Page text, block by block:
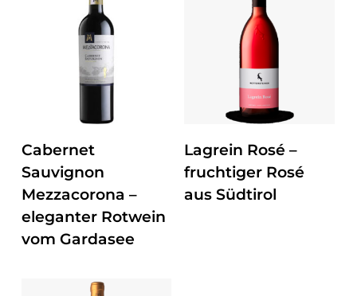
Cabernet
Sauvignon
Mezzacorona –
eleganter Rotwein
vom Gardasee
ZUM PRODUKT
Lagrein Rosé –
fruchtiger Rosé
aus Südtirol